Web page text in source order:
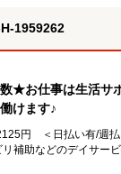
1959262
★お仕事は生活サ
けます♪
円 ＜日払い有/週払
補助などのデイサー